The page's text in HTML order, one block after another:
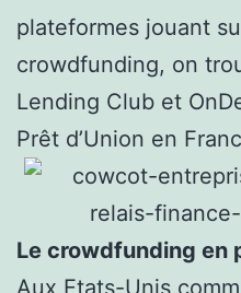
plateformes jouant
crowdfunding, on
Lending Club et
Prêt d’Union en
Le crowdfunding en
Aux Etats-Unis